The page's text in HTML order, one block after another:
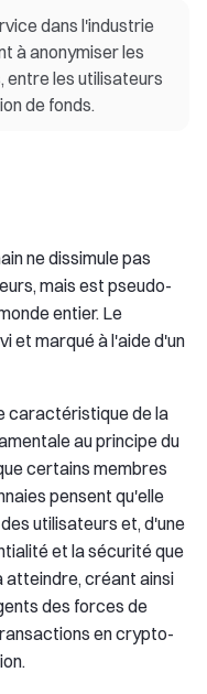
dans l'industrie
à anonymiser les
les utilisateurs
de fonds.
ne dissimule pas
mais est pseudo-
entier. Le
et marqué à l'aide d'un
caractéristique de la
au principe du
certains membres
pensent qu'elle
utilisateurs et, d'une
et la sécurité que
atteindre, créant ainsi
des forces de
en crypto-